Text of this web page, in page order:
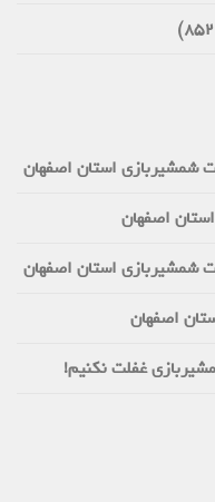
استان اصفهان
اصفهان
استان اصفهان
اصفهان
غفلت نکنیم!